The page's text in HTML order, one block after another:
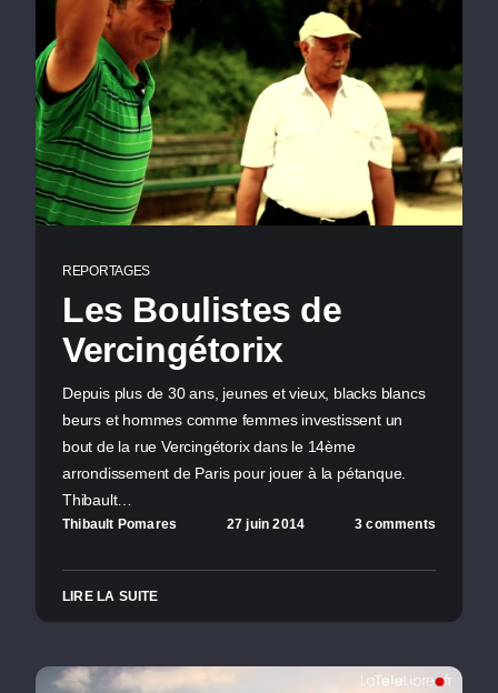
REPORTAGES
Les Boulistes de
Vercingétorix
Depuis plus de 30 ans, jeunes et vieux, blacks blancs
beurs et hommes comme femmes investissent un
bout de la rue Vercingétorix dans le 14ème
arrondissement de Paris pour jouer à la pétanque.
Thibault…
Thibault Pomares 27 juin 2014 3 comments
LIRE LA SUITE